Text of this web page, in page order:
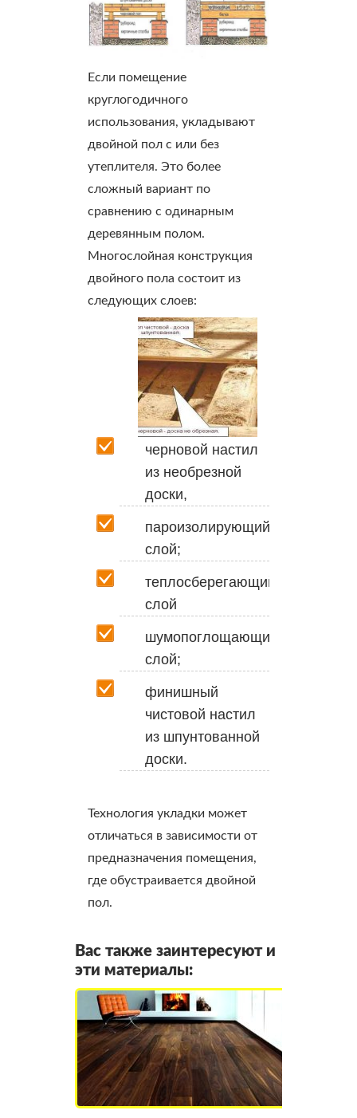
Если помещение
круглогодичного
использования, укладывают
двойной пол с или без
утеплителя. Это более
сложный вариант по
сравнению с одинарным
деревянным полом.
Многослойная конструкция
двойного пола состоит из
следующих слоев:
черновой настил
из необрезной
доски,
пароизолирующий
слой;
теплосберегающий
слой
шумопоглощающий
слой;
финишный
чистовой настил
из шпунтованной
доски.
Технология укладки может
отличаться в зависимости от
предназначения помещения,
где обустраивается двойной
пол.
Вас также заинтересуют и
эти материалы: